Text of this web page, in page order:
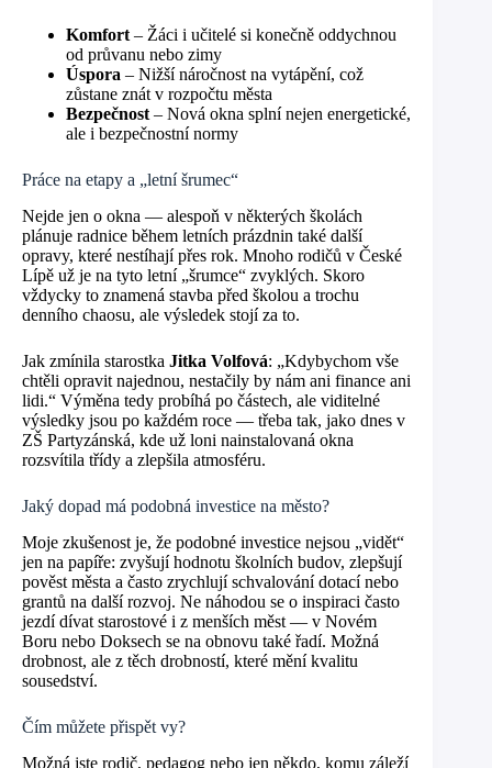
Komfort – Žáci i učitelé si konečně oddychnou
od průvanu nebo zimy
Úspora – Nižší náročnost na vytápění, což
zůstane znát v rozpočtu města
Bezpečnost – Nová okna splní nejen energetické,
ale i bezpečnostní normy
Práce na etapy a „letní šrumec“
Nejde jen o okna — alespoň v některých školách
plánuje radnice během letních prázdnin také další
opravy, které nestíhají přes rok. Mnoho rodičů v České
Lípě už je na tyto letní „šrumce“ zvyklých. Skoro
vždycky to znamená stavba před školou a trochu
denního chaosu, ale výsledek stojí za to.
Jak zmínila starostka Jitka Volfová: „Kdybychom vše
chtěli opravit najednou, nestačily by nám ani finance ani
lidi.“ Výměna tedy probíhá po částech, ale viditelné
výsledky jsou po každém roce — třeba tak, jako dnes v
ZŠ Partyzánská, kde už loni nainstalovaná okna
rozsvítila třídy a zlepšila atmosféru.
Jaký dopad má podobná investice na město?
Moje zkušenost je, že podobné investice nejsou „vidět“
jen na papíře: zvyšují hodnotu školních budov, zlepšují
pověst města a často zrychlují schvalování dotací nebo
grantů na další rozvoj. Ne náhodou se o inspiraci často
jezdí dívat starostové i z menších měst — v Novém
Boru nebo Doksech se na obnovu také řadí. Možná
drobnost, ale z těch drobností, které mění kvalitu
sousedství.
Čím můžete přispět vy?
Možná jste rodič, pedagog nebo jen někdo, komu záleží